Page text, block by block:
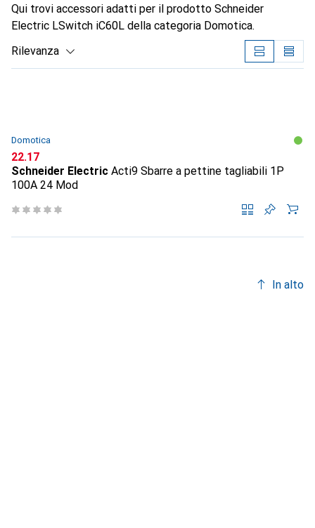
Qui trovi accessori adatti per il prodotto Schneider
Electric LSwitch iC60L della categoria Domotica.
Rilevanza
Domotica
CHF
22.17
Schneider Electric Acti9 Sbarre a pettine tagliabili 1P
100A 24 Mod
In alto